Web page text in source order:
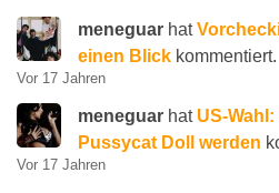
meneguar hat
einen Blick kommentiert.
Vor 17 Jahren
meneguar hat US-Wahl:
Pussycat Doll werden
Vor 17 Jahren